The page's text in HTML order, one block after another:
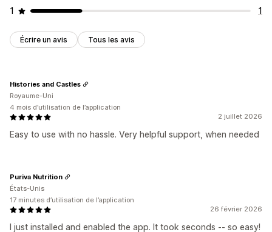
1
1
Écrire un avis Tous les avis
2 juillet 2026
Easy to use with no hassle. Very helpful support, when needed
Histories and Castles
Royaume-Uni
4 mois d’utilisation de l’application
26 février 2026
I just installed and enabled the app. It took seconds -- so easy!
Puriva Nutrition
États-Unis
17 minutes d’utilisation de l’application